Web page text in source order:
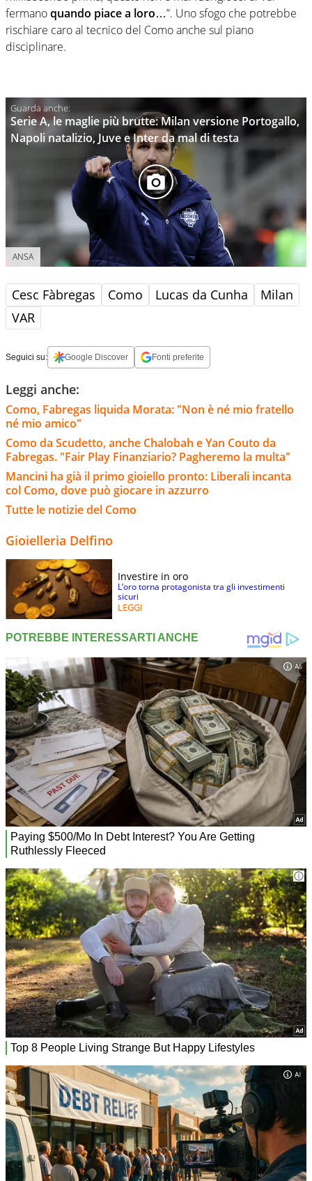
fermanoquando piace a loro…”. Uno sfogo che potrebbe
rischiare caro al tecnico del Como anche sul piano
disciplinare.
Serie A, le maglie più brutte: Milan versione Portogallo,
Napoli natalizio, Juve e Inter da mal di testa
ANSA
Cesc Fàbregas Como Lucas da Cunha
Milan
VAR
Seguici su: Google Discover Fonti preferite
Leggi anche:
Como, Fabregas liquida Morata: "Non è né mio fratello
né mio amico"
Como da Scudetto, anche Chalobah e Yan Couto da
Fabregas. "Fair Play Finanziario? Pagheremo la multa"
Mancini ha già il primo gioiello pronto: Liberali incanta
col Como, dove può giocare in azzurro
Tutte le notizie del Como
Gioielleria Delfino
Investire in oro
L’oro torna protagonista tra gli investimenti
sicuri
LEGGI